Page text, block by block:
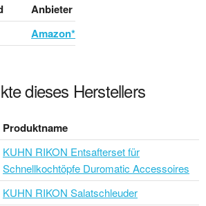
Anbieter
Amazon*
dieses Herstellers
Produktname
KUHN RIKON Entsafterset für
Schnellkochtöpfe Duromatic Accessoires
KUHN RIKON Salatschleuder